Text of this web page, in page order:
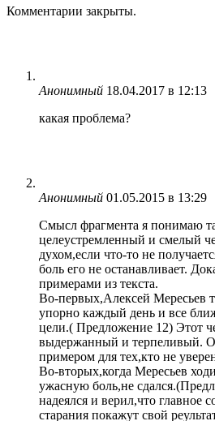
Комментарии закрыты.
Анонимный 18.04.2017 в 12:13
какая проблема?
Анонимный 01.05.2015 в 13:29
Смысл фрагмента я понимаю
целеустремленный и смелый
духом,если что-то не
боль его не останавливает.
примерами из текста.
Во-первых,Алексей Мересьев
упорно каждый день и все
цели.( Предложение 12) Этот
выдержанный и терпеливый.
примером для тех,кто не
Во-вторых,когда Мересьев
ужасную боль,не
надеялся и верил,что главное
старания покажут свой